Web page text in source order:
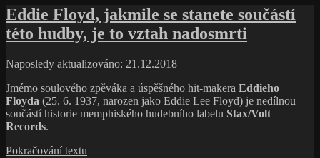
At
125th
And
(1970,
Dutchman
Records)
s
názvem
A
Black
Gil
Scott-
Heron:
Eddie Floyd, jakmile se stanete součástí
této hudby, je to vztah nadosmrti
Naposledy aktualizováno: 21.12.2018
Jmémo soulového zpěváka a úspěšného hit-makera Eddieho
Floyda (25. 6. 1937, narozen jako Eddie Lee Floyd) je nedílnou
součástí historie memphiského hudebního labelu Stax/Volt
Records.
Pokračování textu